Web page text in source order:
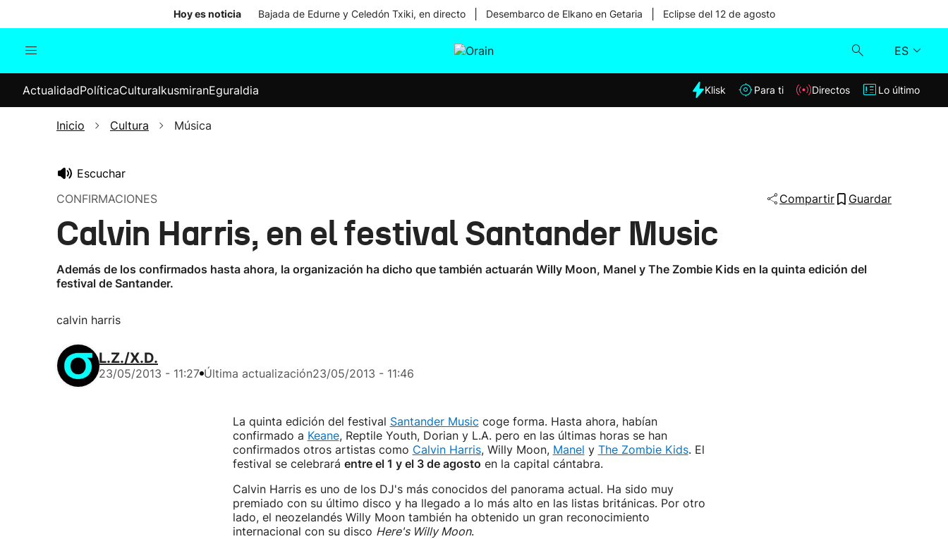
Hoy es noticia Bajada de Edurne y Celedón Txiki, en directo Desembarco de Elkano en Getaria Eclipse del 12 de agosto
ES
Internacional
Elecciones
Klisk
ActualidadPolíticaCulturaIkusmiranEguraldia Klisk Para ti Directos Lo último
Inicio Cultura Música
Escuchar
CONFIRMACIONES
Compartir Guardar
Calvin Harris, en el festival Santander Music
Además de los confirmados hasta ahora, la organización ha dicho que también actuarán Willy Moon, Manel y The Zombie Kids en la quinta edición del
festival de Santander.
calvin harris
L.Z./X.D.
23/05/2013 - 11:27 Última actualización23/05/2013 - 11:46
La quinta edición del festival Santander Music coge forma. Hasta ahora, habían
confirmado a Keane, Reptile Youth, Dorian y L.A. pero en las últimas horas se han
confirmados otros artistas como Calvin Harris, Willy Moon, Manel y The Zombie Kids. El
festival se celebrará entre el 1 y el 3 de agosto en la capital cántabra.
Calvin Harris es uno de los DJ's más conocidos del panorama actual. Ha sido muy
premiado con su último disco y ha llegado a lo más alto en las listas británicas. Por otro
lado, el neozelandés Willy Moon también ha obtenido un gran reconocimiento
internacional con su disco Here's Willy Moon.